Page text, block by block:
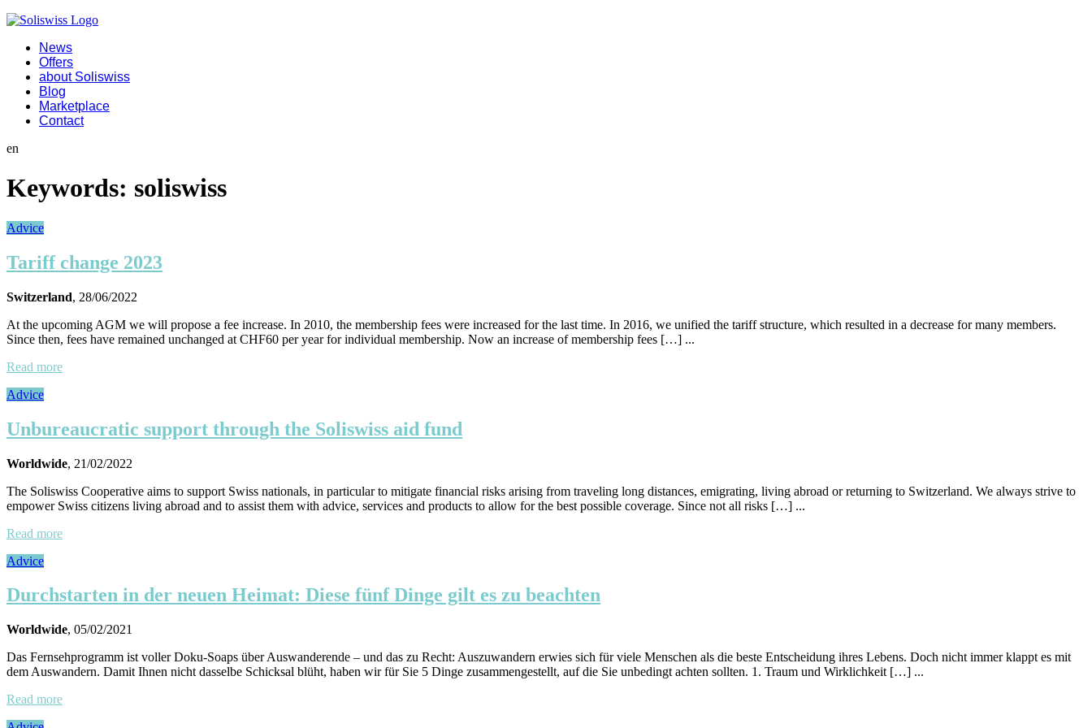
News
Offers
about Soliswiss
Blog
Marketplace
Contact
en
Keywords: soliswiss
Advice
Tariff change 2023
Switzerland, 28/06/2022
At the upcoming AGM we will propose a fee increase. In 2010, the membership fees were increased for the last time. In 2016, we unified the tariff structure, which resulted in a decrease for many members.
Since then, fees have remained unchanged at CHF60 per year for individual membership. Now an increase of membership fees […] ...
Read more
Advice
Unbureaucratic support through the Soliswiss aid fund
Worldwide, 21/02/2022
The Soliswiss Cooperative aims to support Swiss nationals, in particular to mitigate financial risks arising from traveling long distances, emigrating, living abroad or returning to Switzerland. We always strive to
empower Swiss citizens living abroad and to assist them with advice, services and products to allow for the best possible coverage. Since not all risks […] ...
Read more
Advice
Durchstarten in der neuen Heimat: Diese fünf Dinge gilt es zu beachten
Worldwide, 05/02/2021
Das Fernsehprogramm ist voller Doku-Soaps über Auswanderende – und das zu Recht: Auszuwandern erwies sich für viele Menschen als die beste Entscheidung ihres Lebens. Doch nicht immer klappt es mit
dem Auswandern. Damit Ihnen nicht dasselbe Schicksal blüht, haben wir für Sie 5 Dinge zusammengestellt, auf die Sie unbedingt achten sollten. 1. Traum und Wirklichkeit […] ...
Read more